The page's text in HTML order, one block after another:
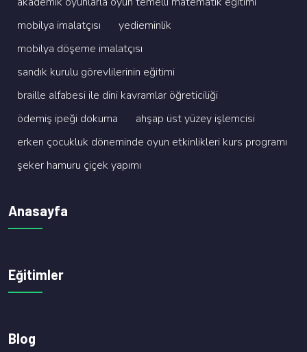
mobi̇lya i̇malatçisi
yedi̇emi̇nli̇k
mobi̇lya döşeme i̇malatçisi
sandik kurulu görevli̇leri̇ni̇n eği̇ti̇mi̇
brai̇lle alfabesi̇ i̇le di̇ni̇ kavramlar öğreti̇ci̇li̇ği̇
ödemi̇ş i̇peği̇ dokuma
ahşap üst yüzey i̇şlemci̇si̇
erken çocukluk dönemi̇nde oyun etki̇nli̇kleri̇ kurs programi
şeker hamuru çi̇çek yapimi
Anasayfa
Eğitimler
Blog